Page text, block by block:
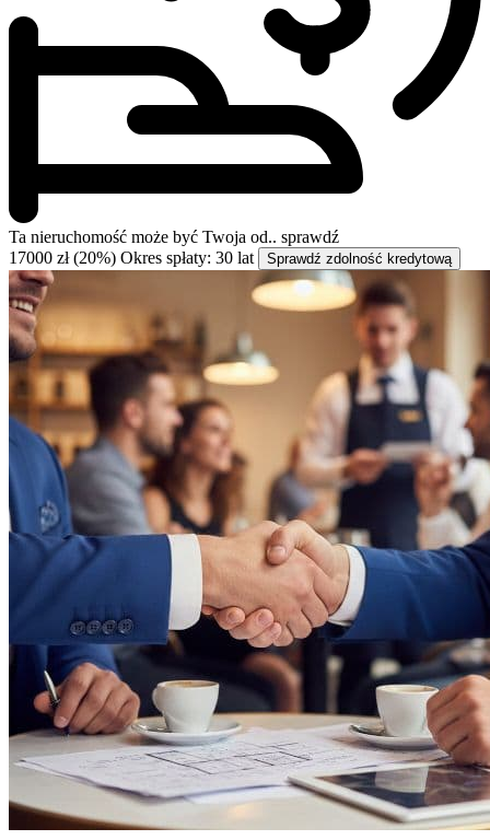
Ta nieruchomość może być Twoja od.. sprawdź
17000 zł (20%) Okres spłaty: 30 lat Sprawdź zdolność kredytową